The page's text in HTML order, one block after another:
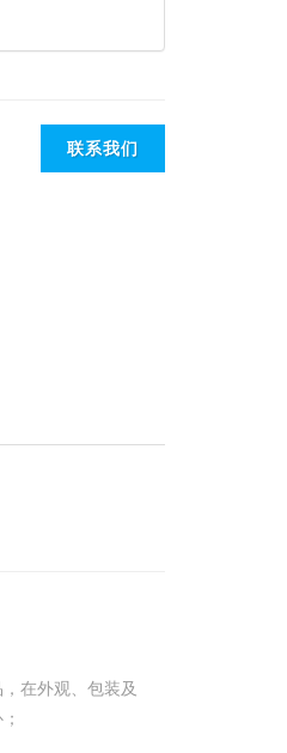
联系我们
在外观、包装及